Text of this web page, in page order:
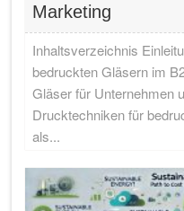
Marketing
Inhaltsverzeichnis
bedruckten Gläsern im
Gläser für Unternehmen
Drucktechniken für
als...